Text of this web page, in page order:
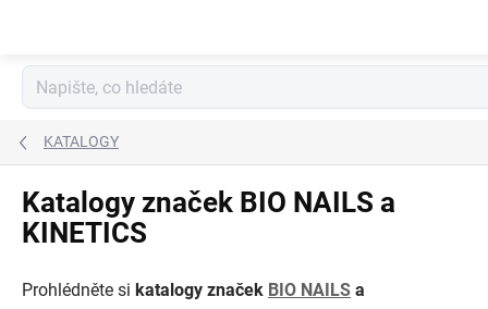
KATALOGY
Katalogy značek BIO NAILS a
KINETICS
Prohlédněte si katalogy značek BIO NAILS a